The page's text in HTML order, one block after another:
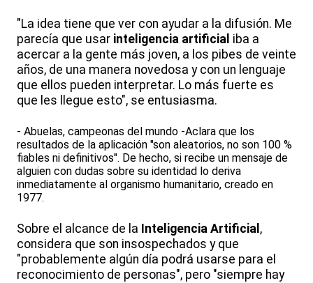
"La idea tiene que ver con ayudar a la difusión. Me
parecía que usar inteligencia artificial iba a
acercar a la gente más joven, a los pibes de veinte
años, de una manera novedosa y con un lenguaje
que ellos pueden interpretar. Lo más fuerte es
que les llegue esto", se entusiasma.
- Abuelas, campeonas del mundo -Aclara que los
resultados de la aplicación "son aleatorios, no son 100 %
fiables ni definitivos". De hecho, si recibe un mensaje de
alguien con dudas sobre su identidad lo deriva
inmediatamente al organismo humanitario, creado en
1977.
Sobre el alcance de la Inteligencia Artificial ,
considera que son insospechados y que
"probablemente algún día podrá usarse para el
reconocimiento de personas", pero "siempre hay